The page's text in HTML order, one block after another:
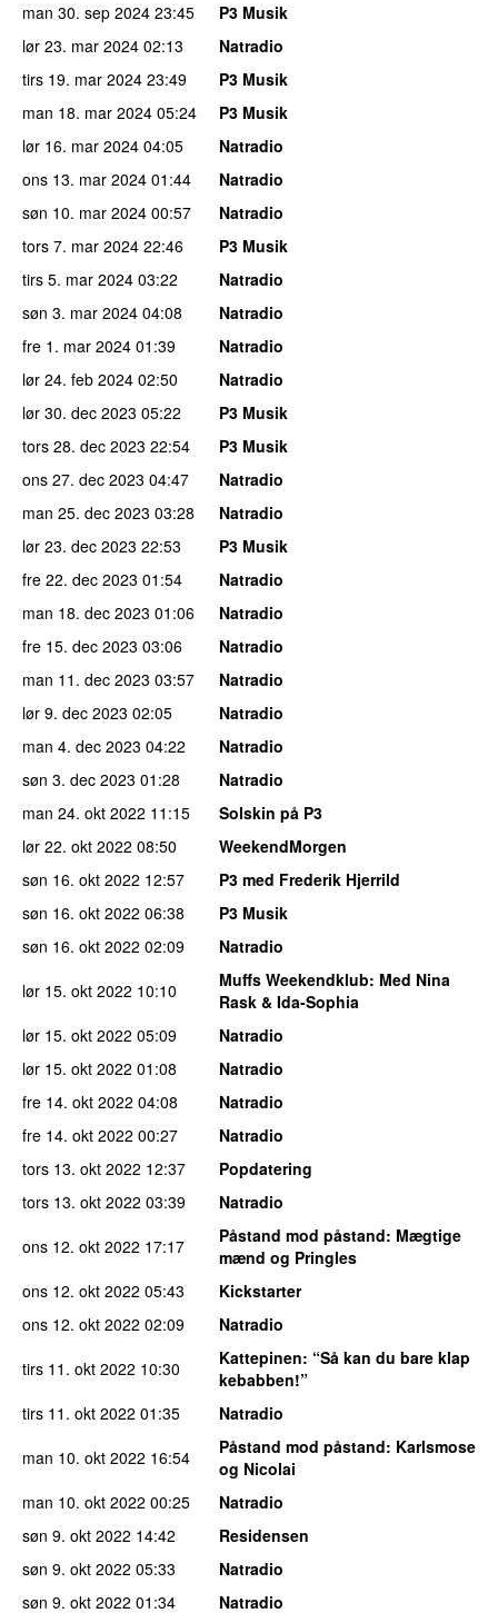
man 30. sep 2024 23:45
P3 Musik
lør 23. mar 2024 02:13
Natradio
tirs 19. mar 2024 23:49
P3 Musik
man 18. mar 2024 05:24
P3 Musik
lør 16. mar 2024 04:05
Natradio
ons 13. mar 2024 01:44
Natradio
søn 10. mar 2024 00:57
Natradio
tors 7. mar 2024 22:46
P3 Musik
tirs 5. mar 2024 03:22
Natradio
søn 3. mar 2024 04:08
Natradio
fre 1. mar 2024 01:39
Natradio
lør 24. feb 2024 02:50
Natradio
lør 30. dec 2023 05:22
P3 Musik
tors 28. dec 2023 22:54
P3 Musik
ons 27. dec 2023 04:47
Natradio
man 25. dec 2023 03:28
Natradio
lør 23. dec 2023 22:53
P3 Musik
fre 22. dec 2023 01:54
Natradio
man 18. dec 2023 01:06
Natradio
fre 15. dec 2023 03:06
Natradio
man 11. dec 2023 03:57
Natradio
lør 9. dec 2023 02:05
Natradio
man 4. dec 2023 04:22
Natradio
søn 3. dec 2023 01:28
Natradio
man 24. okt 2022 11:15
Solskin på P3
lør 22. okt 2022 08:50
WeekendMorgen
søn 16. okt 2022 12:57
P3 med Frederik Hjerrild
søn 16. okt 2022 06:38
P3 Musik
søn 16. okt 2022 02:09
Natradio
lør 15. okt 2022 10:10 Muffs Weekendklub: Med Nina
Rask & Ida-Sophia
lør 15. okt 2022 05:09
Natradio
lør 15. okt 2022 01:08
Natradio
fre 14. okt 2022 04:08
Natradio
fre 14. okt 2022 00:27
Natradio
tors 13. okt 2022 12:37
Popdatering
tors 13. okt 2022 03:39
Natradio
ons 12. okt 2022 17:17 Påstand mod påstand: Mægtige
mænd og Pringles
ons 12. okt 2022 05:43
Kickstarter
ons 12. okt 2022 02:09
Natradio
tirs 11. okt 2022 10:30 Kattepinen: “Så kan du bare klap
kebabben!”
tirs 11. okt 2022 01:35
Natradio
man 10. okt 2022 16:54 Påstand mod påstand: Karlsmose
og Nicolai
man 10. okt 2022 00:25
Natradio
søn 9. okt 2022 14:42
Residensen
søn 9. okt 2022 05:33
Natradio
søn 9. okt 2022 01:34 Natradio